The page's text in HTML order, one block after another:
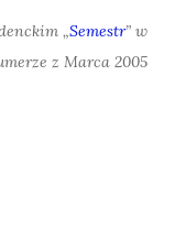
„Semestr” w
z Marca 2005